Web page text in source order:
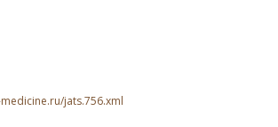
jats.756.xml